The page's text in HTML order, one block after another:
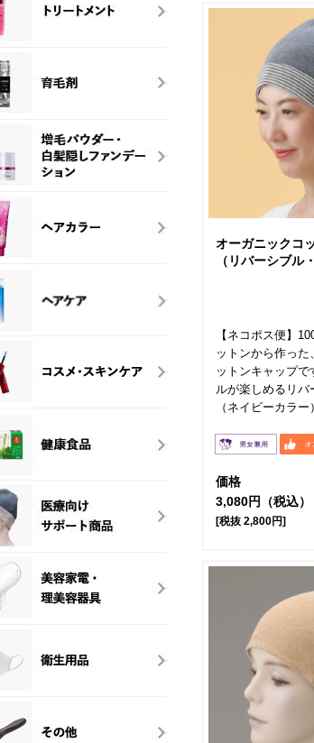
オーガニックコ
（リバーシブル
【ネコポス便】
ットンから作った
ットンキャップで
ルが楽しめるリバ
（ネイビーカラー
価格
3,080円（税込）
[税抜 2,800円]